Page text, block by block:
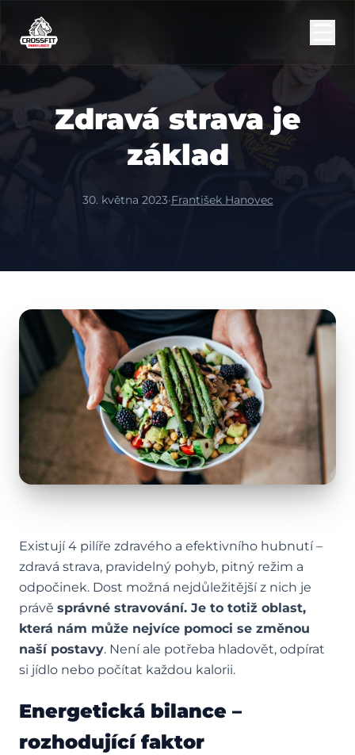
Zdravá strava je
základ
30. května 2023·František Hanovec
Existují 4 pilíře zdravého a efektivního hubnutí –
zdravá strava, pravidelný pohyb, pitný režim a
odpočinek. Dost možná nejdůležitější z nich je
právě správné stravování. Je to totiž oblast,
která nám může nejvíce pomoci se změnou
naší postavy. Není ale potřeba hladovět, odpírat
si jídlo nebo počítat každou kalorii.
Energetická bilance –
rozhodující faktor